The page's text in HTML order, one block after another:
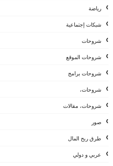
رياضة
شبكات إجتماعية
شروحات
شروحات الموقع
شروحات برامج
شروحات،
شروحات، مقالات
صور
طرق ربح المال
عربي و دولي